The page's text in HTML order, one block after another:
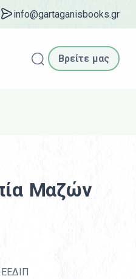
info@gartaganisbooks.gr
Αναζήτηση
Βρείτε μας
Μαζών